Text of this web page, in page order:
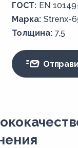
ГОСТ: EN
Марка: Strenx-
Толщина: 7,5